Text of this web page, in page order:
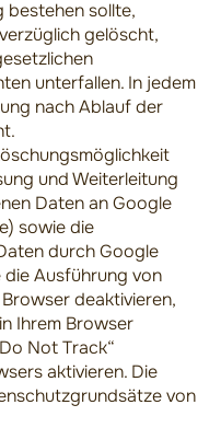
bestehen sollte,
gelöscht,
unterfallen. In jedem
nach Ablauf der
und Weiterleitung
Daten an Google
sowie die
durch Google
die Ausführung von
deaktivieren,
Ihrem Browser
Not Track“
aktivieren. Die
von